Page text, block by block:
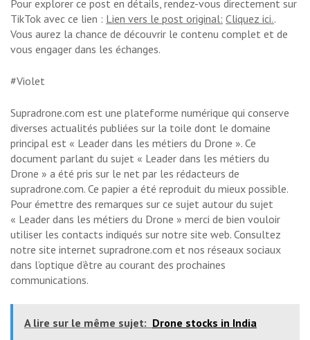
Pour explorer ce post en détails, rendez-vous directement sur
TikTok avec ce lien : Lien vers le post original: Cliquez ici..
Vous aurez la chance de découvrir le contenu complet et de
vous engager dans les échanges.
#Violet
Supradrone.com est une plateforme numérique qui conserve
diverses actualités publiées sur la toile dont le domaine
principal est « Leader dans les métiers du Drone ». Ce
document parlant du sujet « Leader dans les métiers du
Drone » a été pris sur le net par les rédacteurs de
supradrone.com. Ce papier a été reproduit du mieux possible.
Pour émettre des remarques sur ce sujet autour du sujet
« Leader dans les métiers du Drone » merci de bien vouloir
utiliser les contacts indiqués sur notre site web. Consultez
notre site internet supradrone.com et nos réseaux sociaux
dans l’optique d’être au courant des prochaines
communications.
A lire sur le même sujet: Drone stocks in India